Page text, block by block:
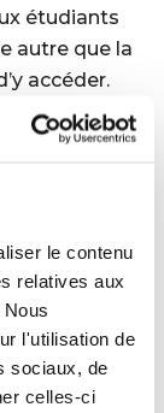
le contenu
relatives aux
l'utilisation de
sociaux, de
celles-ci
étudiants
autre que la
accéder.
veulent se
d’autres
d’intégrer